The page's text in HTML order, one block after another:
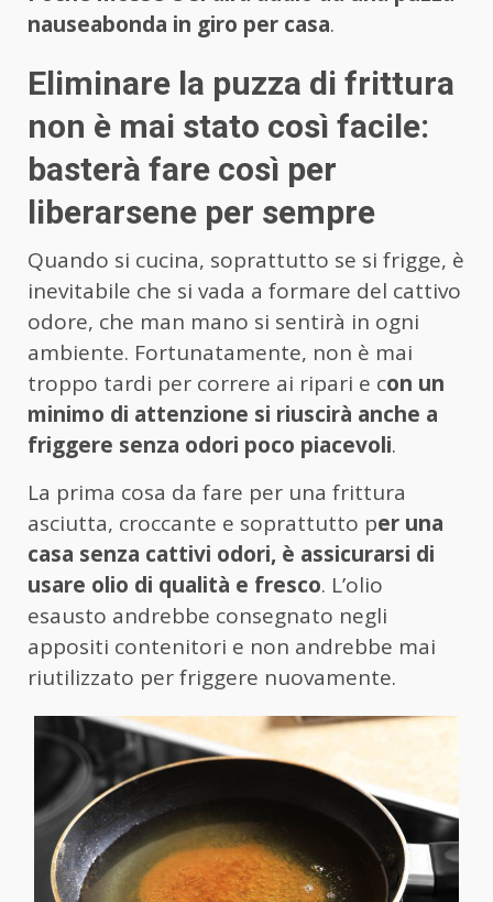
nauseabonda in giro per casa.
Eliminare la puzza di frittura
non è mai stato così facile:
basterà fare così per
liberarsene per sempre
Quando si cucina, soprattutto se si frigge, è
inevitabile che si vada a formare del cattivo
odore, che man mano si sentirà in ogni
ambiente. Fortunatamente, non è mai
troppo tardi per correre ai ripari e con un
minimo di attenzione si riuscirà anche a
friggere senza odori poco piacevoli.
La prima cosa da fare per una frittura
asciutta, croccante e soprattutto per una
casa senza cattivi odori, è assicurarsi di
usare olio di qualità e fresco. L’olio
esausto andrebbe consegnato negli
appositi contenitori e non andrebbe mai
riutilizzato per friggere nuovamente.